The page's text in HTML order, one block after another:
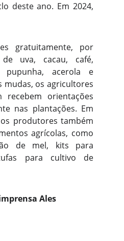
deste ano. Em 2024,
gratuitamente, por
uva, cacau, café,
pupunha, acerola e
mudas, os agricultores
recebem orientações
nas plantações. Em
produtores também
agrícolas, como
de mel, kits para
para cultivo de
Ales